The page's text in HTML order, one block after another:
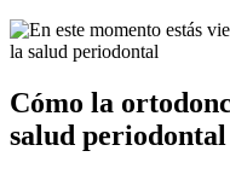
Cómo la
salud periodontal